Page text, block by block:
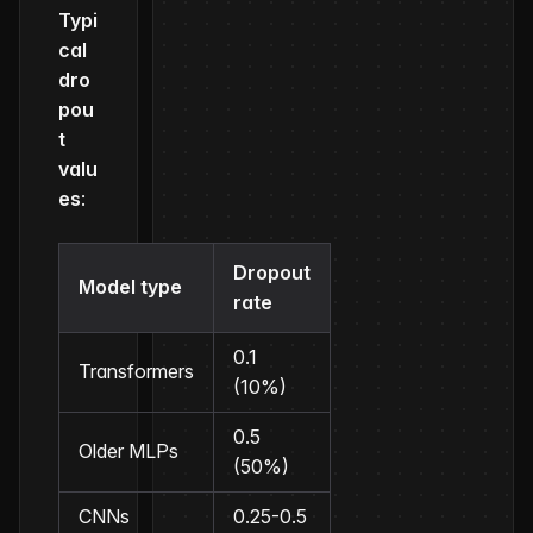
Typi
cal
dro
pou
t
valu
es:
Model type
Dropout
rate
Transformers
0.1
(10%)
Older MLPs
0.5
(50%)
CNNs 0.25-0.5